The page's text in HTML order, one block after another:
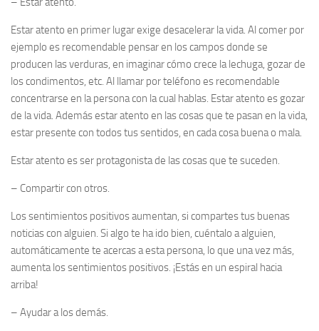
Estar atento en primer lugar exige desacelerar la vida. Al comer por
ejemplo es recomendable pensar en los campos donde se
producen las verduras, en imaginar cómo crece la lechuga, gozar de
los condimentos, etc. Al llamar por teléfono es recomendable
concentrarse en la persona con la cual hablas. Estar atento es gozar
de la vida. Además estar atento en las cosas que te pasan en la vida,
estar presente con todos tus sentidos, en cada cosa buena o mala.
Estar atento es ser protagonista de las cosas que te suceden.
– Compartir con otros.
Los sentimientos positivos aumentan, si compartes tus buenas
noticias con alguien. Si algo te ha ido bien, cuéntalo a alguien,
automáticamente te acercas a esta persona, lo que una vez más,
aumenta los sentimientos positivos. ¡Estás en un espiral hacia
arriba!
– Ayudar a los demás.